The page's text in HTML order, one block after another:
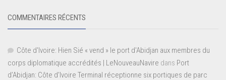
COMMENTAIRES RÉCENTS
Côte d'Ivoire: Hien Sié « vend » le port d'Abidjan aux membres du
corps diplomatique accrédités | LeNouveauNavire dans Port
d’Abidjan: Côte d’Ivoire Terminal réceptionne six portiques de parc